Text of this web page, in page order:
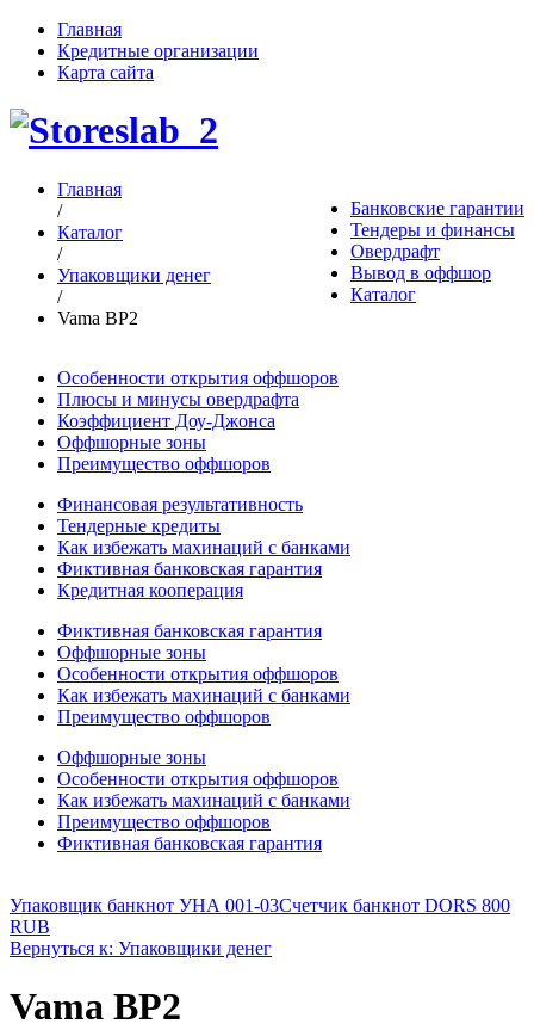
Главная
Кредитные организации
Карта сайта
Банковские гарантии
Тендеры и финансы
Овердрафт
Вывод в оффшор
Каталог
Главная
/
Каталог
/
Упаковщики денег
/
Vama BP2
Особенности открытия оффшоров
Плюсы и минусы овердрафта
Коэффициент Доу-Джонса
Оффшорные зоны
Преимущество оффшоров
Финансовая результативность
Тендерные кредиты
Как избежать махинаций с банками
Фиктивная банковская гарантия
Кредитная кооперация
Фиктивная банковская гарантия
Оффшорные зоны
Особенности открытия оффшоров
Как избежать махинаций с банками
Преимущество оффшоров
Оффшорные зоны
Особенности открытия оффшоров
Как избежать махинаций с банками
Преимущество оффшоров
Фиктивная банковская гарантия
Упаковщик банкнот УНА 001-03Счетчик банкнот DORS 800
RUB
Вернуться к: Упаковщики денег
Vama BP2